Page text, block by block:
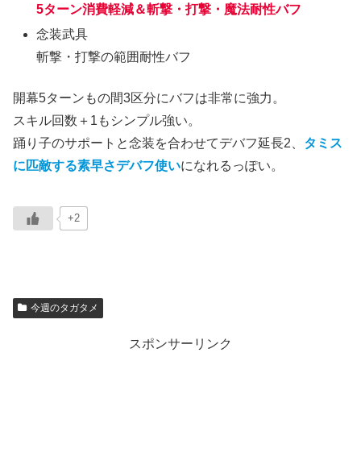
5ターン消費軽減＆斬撃・打撃・魔法耐性バフ
念装武具
斬撃・打撃の範囲耐性バフ
開幕5ターンもの間3区分にバフは非常に強力。
スキル回数＋1もシンプル強い。
踊り子のサポートと念装を合わせてデバフ延長2、 タミス
に匹敵する素早さデバフ使いになれるっぽい。
+2
今週のタガタメ
スポンサーリンク